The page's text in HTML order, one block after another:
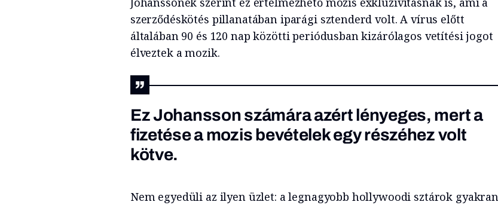
szerződéskötés pillanatában iparági sztenderd volt. A vírus előtt
általában 90 és 120 nap közötti periódusban kizárólagos vetítési jogot
élveztek a mozik.
Ez Johansson számára azért lényeges, mert a
fizetése a mozis bevételek egy részéhez volt
kötve.
Nem egyedüli az ilyen üzlet: a legnagyobb hollywoodi sztárok gyakran